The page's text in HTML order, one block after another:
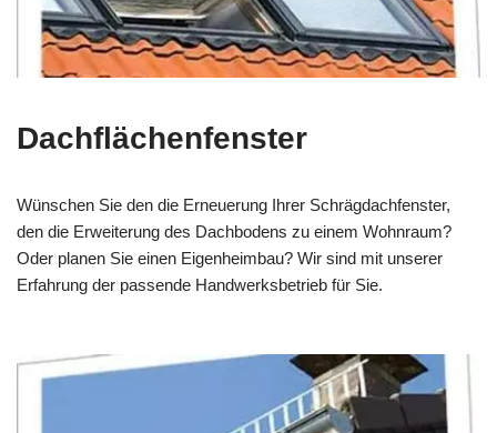
Dachflächenfenster
Wünschen Sie den die Erneuerung Ihrer Schrägdachfenster,
den die Erweiterung des Dachbodens zu einem Wohnraum?
Oder planen Sie einen Eigenheimbau? Wir sind mit unserer
Erfahrung der passende Handwerksbetrieb für Sie.